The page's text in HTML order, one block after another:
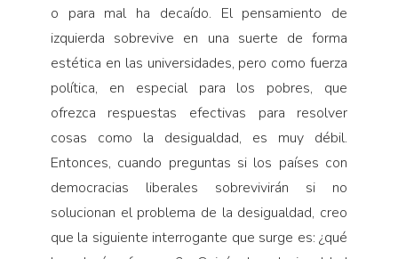
o para mal ha decaído. El pensamiento de
izquierda sobrevive en una suerte de forma
estética en las universidades, pero como fuerza
política, en especial para los po­bres, que
ofrezca respuestas efectivas para resolver
cosas como la desigualdad, es muy débil.
Entonces, cuando preguntas si los países con
democracias liberales sobrevivirán si no
solucionan el problema de la desigualdad, creo
que la siguiente interrogante que surge es: ¿qué